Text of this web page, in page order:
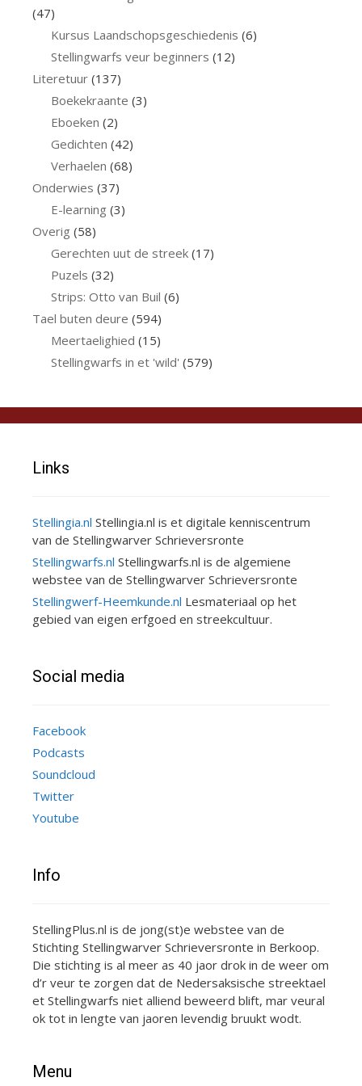
(47)
Kursus Laandschopsgeschiedenis (6)
Stellingwarfs veur beginners (12)
Literetuur (137)
Boekekraante (3)
Eboeken (2)
Gedichten (42)
Verhaelen (68)
Onderwies (37)
E-learning (3)
Overig (58)
Gerechten uut de streek(17)
Puzels (32)
Strips: Otto van Buil (6)
Tael buten deure (594)
Meertaelighied (15)
Stellingwarfs in et 'wild' (579)
Links
Stellingia.nl Stellingia.nl is et digitale kenniscentrum
van de Stellingwarver Schrieversronte
Stellingwarfs.nl Stellingwarfs.nl is de algemiene
webstee van de Stellingwarver Schrieversronte
Stellingwerf-Heemkunde.nl Lesmateriaal op het
gebied van eigen erfgoed en streekcultuur.
Social media
Facebook
Podcasts
Soundcloud
Twitter
Youtube
Info
StellingPlus.nl is de jong(st)e webstee van de
Stichting Stellingwarver Schrieversronte in Berkoop.
Die stichting is al meer as 40 jaor drok in de weer om
d’r veur te zorgen dat de Nedersaksische streektael
et Stellingwarfs niet alliend beweerd blift, mar veural
ok tot in lengte van jaoren levendig bruukt wodt.
Menu